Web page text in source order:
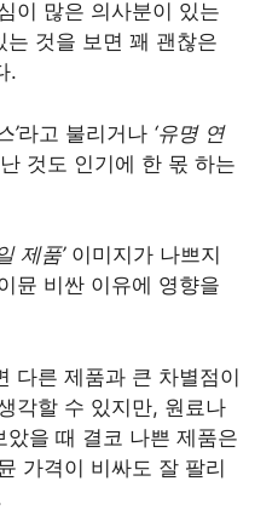
이 많은 의사분이 있는
것을 보면 꽤 괜찮은
.
’라고 불리거나 ‘유명 연
것도 인기에 한 몫 하는
제품’이미지가 나쁘지
뮨 비싼 이유에 영향을
다른 제품과 큰 차별점이
각할 수 있지만, 원료나
을 때 결코 나쁜 제품은
가격이 비싸도 잘 팔리